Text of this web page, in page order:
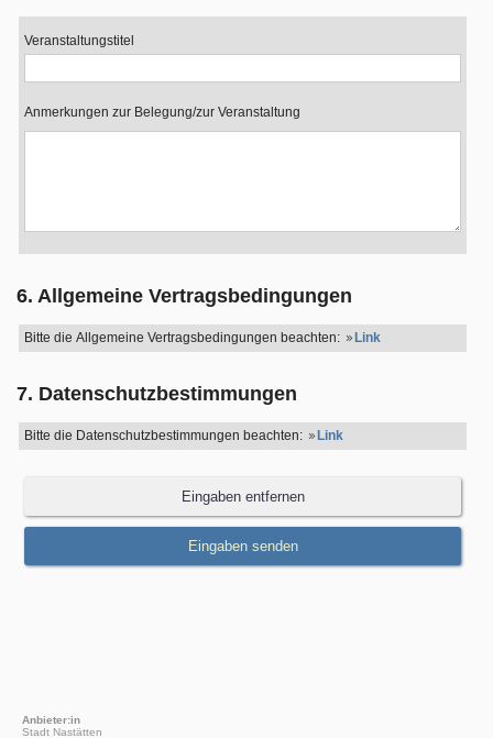
Veranstaltungstitel
Anmerkungen zur Belegung/zur Veranstaltung
6. Allgemeine Vertragsbedingungen
Bitte die Allgemeine Vertragsbedingungen beachten: Link
7. Datenschutzbestimmungen
Bitte die Datenschutzbestimmungen beachten: Link
Anbieter:in
Stadt Nastätten